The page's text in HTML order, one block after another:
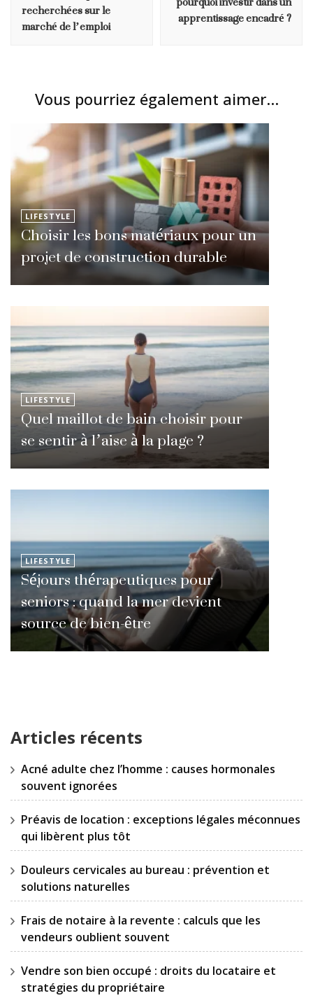
recherchées sur le
marché de l’emploi apprentissage encadré ?
Vous pourriez également aimer...
LIFESTYLE
Choisir les bons matériaux pour un
projet de construction durable
LIFESTYLE
Quel maillot de bain choisir pour
se sentir à l’aise à la plage ?
LIFESTYLE
Séjours thérapeutiques pour
seniors : quand la mer devient
source de bien-être
Articles récents
Acné adulte chez l’homme : causes hormonales
souvent ignorées
Préavis de location : exceptions légales méconnues
qui libèrent plus tôt
Douleurs cervicales au bureau : prévention et
solutions naturelles
Frais de notaire à la revente : calculs que les
vendeurs oublient souvent
Vendre son bien occupé : droits du locataire et
stratégies du propriétaire